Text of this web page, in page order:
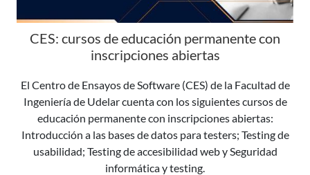
CES: cursos de educación permanente con
inscripciones abiertas
El Centro de Ensayos de Software (CES) de la Facultad de
Ingeniería de Udelar cuenta con los siguientes cursos de
educación permanente con inscripciones abiertas:
Introducción a las bases de datos para testers; Testing de
usabilidad; Testing de accesibilidad web y Seguridad
informática y testing.